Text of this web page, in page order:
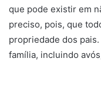
que pode existir em
preciso, pois, que
propriedade dos
família, incluindo